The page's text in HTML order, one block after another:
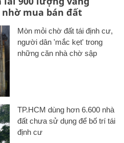
mua bán đất
Mòn mỏi chờ đất tái định cư,
người dân 'mắc kẹt' trong
những căn nhà chờ sập
TP.HCM dùng hơn 6.600 nhà
đất chưa sử dụng để bố trí tái
định cư